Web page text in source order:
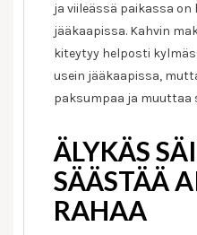
ja viileässä paikassa on
jääkaapissa. Kahvin
kiteytyy helposti
usein jääkaapissa,
paksumpaa ja muuttaa
ÄLYKÄS
SÄÄSTÄÄ
RAHAA